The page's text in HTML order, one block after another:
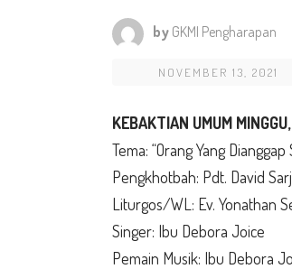
by GKMI Pengharapan
NOVEMBER 13, 2021
KEBAKTIAN UMUM
Tema: “Orang Yang
Pengkhotbah: Pdt. David
Liturgos/WL: Ev. Yonathan
Singer: Ibu Debora Joice
Pemain Musik: Ibu Debora